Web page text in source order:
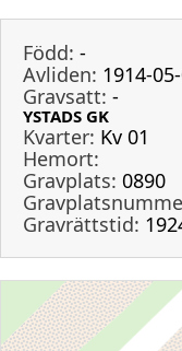
Född: -
Avliden: 1914-
Gravsatt: -
YSTADS GK
Kvarter: Kv 01
Hemort:
Gravplats: 0890
Gravrättstid: